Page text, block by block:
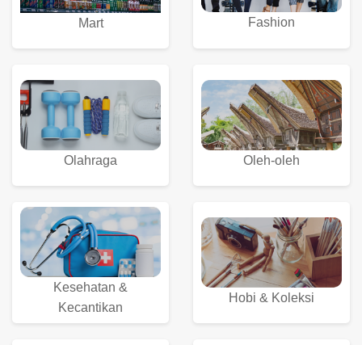
Mart Fashion
Olahraga Oleh-oleh
Kesehatan &
Kecantikan
Hobi & Koleksi